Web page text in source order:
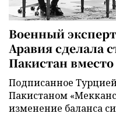
Военный
Аравия сделала
Пакистан
Подписанное
Пакистаном
изменение баланса